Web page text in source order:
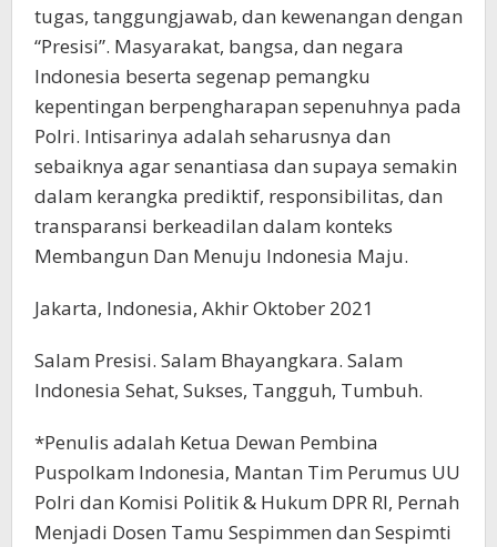
tugas, tanggungjawab, dan kewenangan dengan
“Presisi”. Masyarakat, bangsa, dan negara
Indonesia beserta segenap pemangku
kepentingan berpengharapan sepenuhnya pada
Polri. Intisarinya adalah seharusnya dan
sebaiknya agar senantiasa dan supaya semakin
dalam kerangka prediktif, responsibilitas, dan
transparansi berkeadilan dalam konteks
Membangun Dan Menuju Indonesia Maju.
Jakarta, Indonesia, Akhir Oktober 2021
Salam Presisi. Salam Bhayangkara. Salam
Indonesia Sehat, Sukses, Tangguh, Tumbuh.
*Penulis adalah Ketua Dewan Pembina
Puspolkam Indonesia, Mantan Tim Perumus UU
Polri dan Komisi Politik & Hukum DPR RI, Pernah
Menjadi Dosen Tamu Sespimmen dan Sespimti